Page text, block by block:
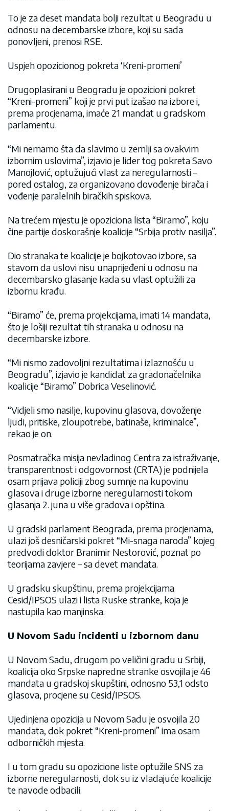
To je za deset mandata bolji rezultat u Beogradu u
odnosu na decembarske izbore, koji su sada
ponovljeni, prenosi RSE.
Uspjeh opozicionog pokreta ‘Kreni-promeni’
Drugoplasirani u Beogradu je opozicioni pokret
“Kreni-promeni” koji je prvi put izašao na izbore i,
prema procjenama, imaće 21 mandat u gradskom
parlamentu.
“Mi nemamo šta da slavimo u zemlji sa ovakvim
izbornim uslovima”, izjavio je lider tog pokreta Savo
Manojlović, optužujući vlast za neregularnosti –
pored ostalog, za organizovano dovođenje birača i
vođenje paralelnih biračkih spiskova.
Na trećem mjestu je opoziciona lista “Biramo”, koju
čine partije doskorašnje koalicije “Srbija protiv nasilja”.
Dio stranaka te koalicije je bojkotovao izbore, sa
stavom da uslovi nisu unaprijeđeni u odnosu na
decembarsko glasanje kada su vlast optužili za
izbornu krađu.
“Biramo” će, prema projekcijama, imati 14 mandata,
što je lošiji rezultat tih stranaka u odnosu na
decembarske izbore.
“Mi nismo zadovoljni rezultatima i izlaznošću u
Beogradu”, izjavio je kandidat za gradonačelnika
koalicije “Biramo” Dobrica Veselinović.
“Vidjeli smo nasilje, kupovinu glasova, dovoženje
ljudi, pritiske, zloupotrebe, batinaše, kriminalce”,
rekao je on.
Posmatračka misija nevladinog Centra za istraživanje,
transparentnost i odgovornost (CRTA) je podnijela
osam prijava policiji zbog sumnje na kupovinu
glasova i druge izborne neregularnosti tokom
glasanja 2. juna u više gradova i opština.
U gradski parlament Beograda, prema procjenama,
ulazi još desničarski pokret “Mi-snaga naroda” kojeg
predvodi doktor Branimir Nestorović, poznat po
teorijama zavjere – sa devet mandata.
U gradsku skupštinu, prema projekcijama
Cesid/IPSOS ulazi i lista Ruske stranke, koja je
nastupila kao manjinska.
U Novom Sadu incidenti u izbornom danu
U Novom Sadu, drugom po veličini gradu u Srbiji,
koalicija oko Srpske napredne stranke osvojila je 46
mandata u gradskoj skupštini, odnosno 53,1 odsto
glasova, procjene su Cesid/IPSOS.
Ujedinjena opozicija u Novom Sadu je osvojila 20
mandata, dok pokret “Kreni-promeni” ima osam
odborničkih mjesta.
I u tom gradu su opozicione liste optužile SNS za
izborne neregularnosti, dok su iz vladajuće koalicije
te navode odbacili.